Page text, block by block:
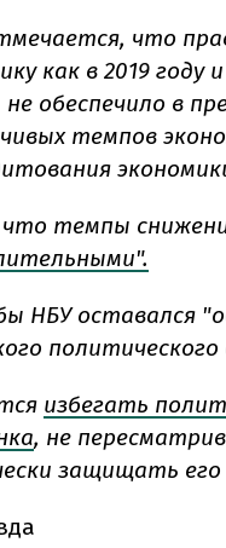
что
как в 2019 году
не обеспечило в
темпов
темпы
НБУ оставался
политического
избегать
, не
защищать